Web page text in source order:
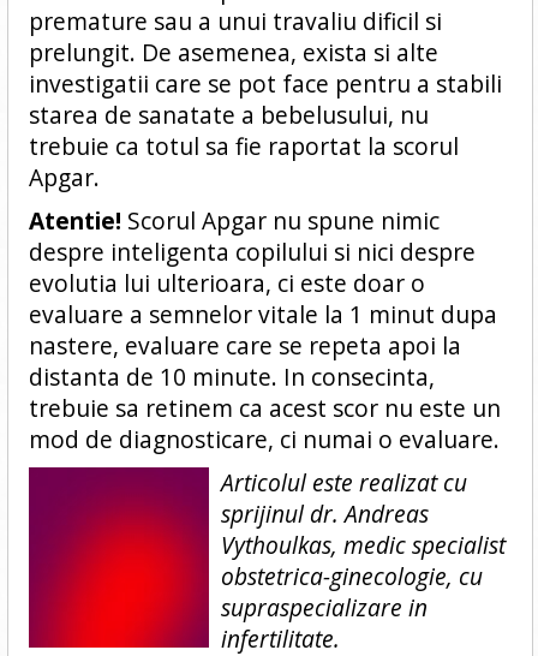
premature sau a unui travaliu dificil si
prelungit. De asemenea, exista si alte
investigatii care se pot face pentru a stabili
starea de sanatate a bebelusului, nu
trebuie ca totul sa fie raportat la scorul
Apgar.
Atentie! Scorul Apgar nu spune nimic
despre inteligenta copilului si nici despre
evolutia lui ulterioara, ci este doar o
evaluare a semnelor vitale la 1 minut dupa
nastere, evaluare care se repeta apoi la
distanta de 10 minute. In consecinta,
trebuie sa retinem ca acest scor nu este un
mod de diagnosticare, ci numai o evaluare.
Articolul este realizat cu
sprijinul dr. Andreas
Vythoulkas, medic specialist
obstetrica-ginecologie, cu
supraspecializare in
infertilitate.